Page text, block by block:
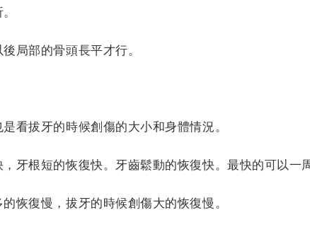
局部的骨頭長平才行。
看拔牙的時候創傷的大小和身體情況。
牙根短的恢復快。牙齒鬆動的恢復快。最快的可以一
恢復慢，拔牙的時候創傷大的恢復慢。